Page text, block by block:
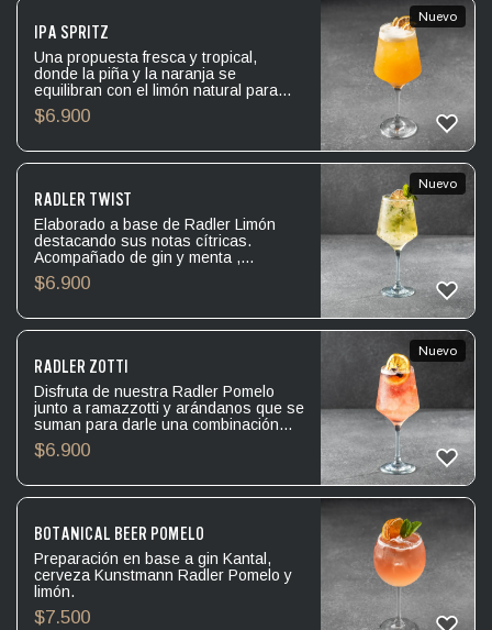
IPA SPRITZ
Una propuesta fresca y tropical,
donde la piña y la naranja se
equilibran con el limón natural para
lograr un perfil cítrico y vibrante. La
Session IPA aporta efervescencia,
su final ligero y burbujeante.
$6.900
Nuevo
RADLER TWIST
Elaborado a base de Radler Limón
destacando sus notas cítricas.
Acompañado de gin y menta ,
aportando toques de carácter y
frescor.
$6.900
Nuevo
RADLER ZOTTI
Disfruta de nuestra Radler Pomelo
junto a ramazzotti y arándanos que se
suman para darle una combinación
fresca, frutal y aromática.
$6.900
Nuevo
BOTANICAL BEER POMELO
Preparación en base a gin Kantal,
cerveza Kunstmann Radler Pomelo y
limón.
$7.500